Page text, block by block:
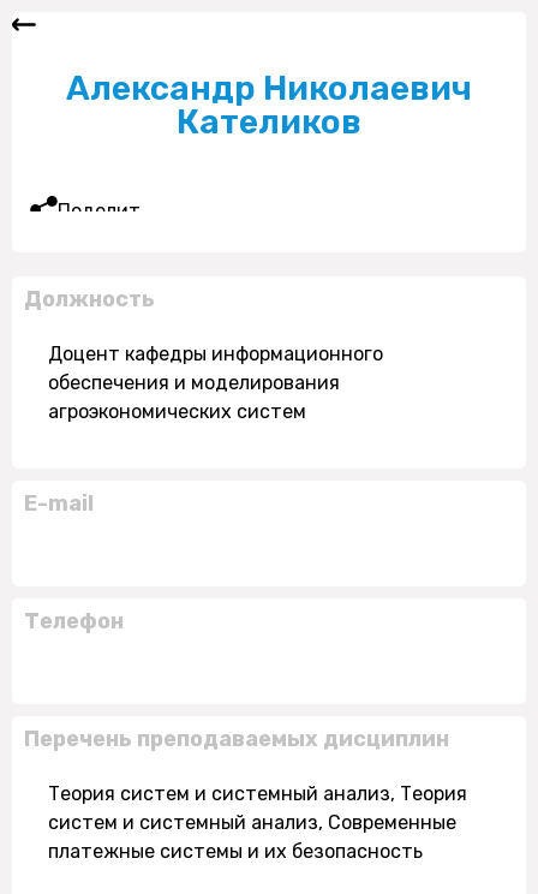
Александр Николаевич
Кателиков
Поделиться
Должность
Доцент кафедры информационного
обеспечения и моделирования
агроэкономических систем
E-mail
Телефон
Перечень преподаваемых дисциплин
Теория систем и системный анализ, Теория
систем и системный анализ, Современные
платежные системы и их безопасность